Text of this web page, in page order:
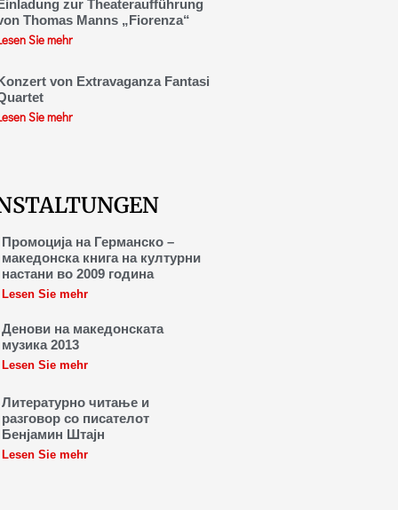
zur Theateraufführung
Thomas Manns „Fiorenza“
Sie mehr
von Extravaganza Fantasi
Sie mehr
Промоција на Германско –
македонска книга на културни
настани во 2009 година
Lesen Sie mehr
Денови на македонската
музика 2013
Lesen Sie mehr
Литературно читање и
разговор со писателот
Бенјамин Штајн
Lesen Sie mehr